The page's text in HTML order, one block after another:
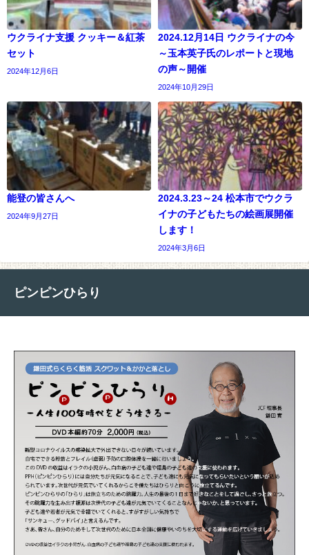
ウクライナ支援 クッキー＆紅茶
セット
2024年12月6日
2024.12月14日 ウクライナの今
～玉本英子氏のレポートと現地
の声～開催
2024年10月29日
能登の皆さんへ
2024年9月27日
2024.3.23～24 松本市でウクラ
イナの子どもたちの絵画展開催
します！
2024年3月6日
ピンピンひらり